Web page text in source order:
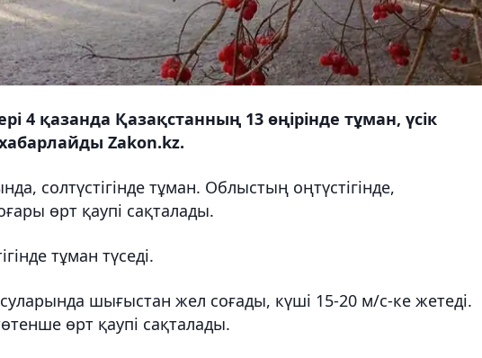
4 қазанда Қазақстанның 13 өңірінде тұман, үсік
Zakon.kz.
солтүстігінде тұман. Облыстың оңтүстігінде,
өрт қаупі сақталады.
тұман түседі.
шығыстан жел соғады, күші 15-20 м/с-ке жетеді.
өрт қаупі сақталады.